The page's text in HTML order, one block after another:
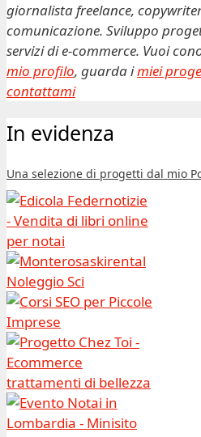
giornalista freelance,
comunicazione. Sviluppo
servizi di e-commerce. Vuoi
mio profilo, guarda imiei
contattami
In evidenza
Una selezione di progetti dal mio